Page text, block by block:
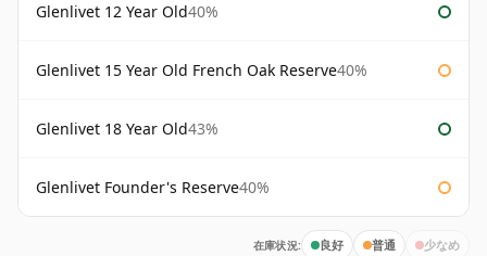
Glenlivet 12 Year Old40%
Glenlivet 15 Year Old French Oak Reserve40%
Glenlivet 18 Year Old43%
Glenlivet Founder's Reserve40%
在庫状況: 良好 普通 少なめ